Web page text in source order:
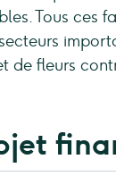
Tous ces
de fleurs